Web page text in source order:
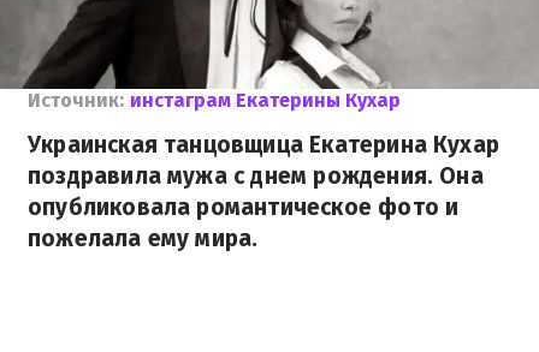
Источник: инстаграм Екатерины Кухар
Украинская танцовщица Екатерина Кухар
поздравила мужа с днем рождения. Она
опубликовала романтическое фото и
пожелала ему мира.